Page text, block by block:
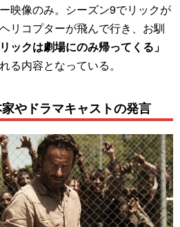
映像のみ。シーズン9でリックが
リコプターが飛んで行き、お馴
リックは劇場にのみ帰ってくる」
る内容となっている。
やドラマキャストの発言